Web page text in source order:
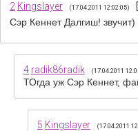
2 Kingslayer (17.04.2011 12:02:05) [
Сэр Кеннет Далгиш! звучит)
4 radik86radik (17.04.2011
ТОгда уж Сэр Кеннет,
5 Kingslayer (17.04.2011